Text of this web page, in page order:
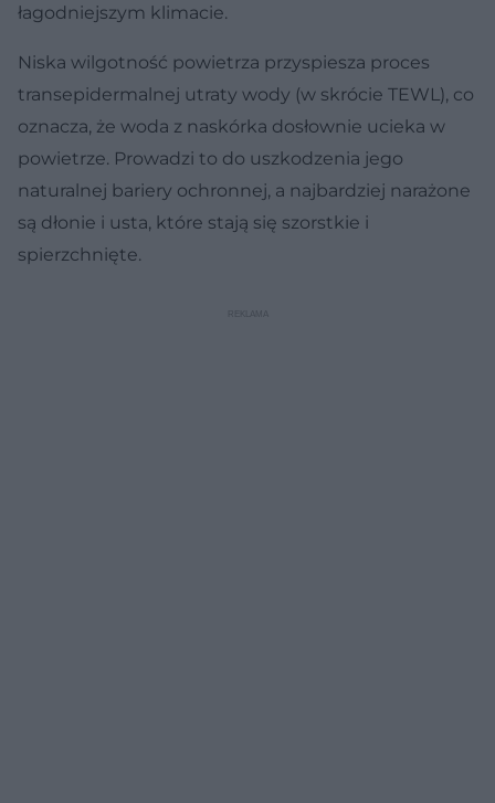
łagodniejszym klimacie.
Niska wilgotność powietrza przyspiesza proces
transepidermalnej utraty wody (w skrócie TEWL), co
oznacza, że woda z naskórka dosłownie ucieka w
powietrze. Prowadzi to do uszkodzenia jego
naturalnej bariery ochronnej, a najbardziej narażone
są dłonie i usta, które stają się szorstkie i
spierzchnięte.